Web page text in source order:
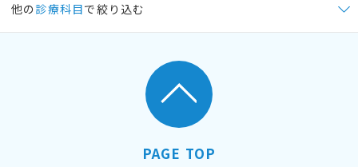
他の 診療科目で絞り込む
PAGE TOP